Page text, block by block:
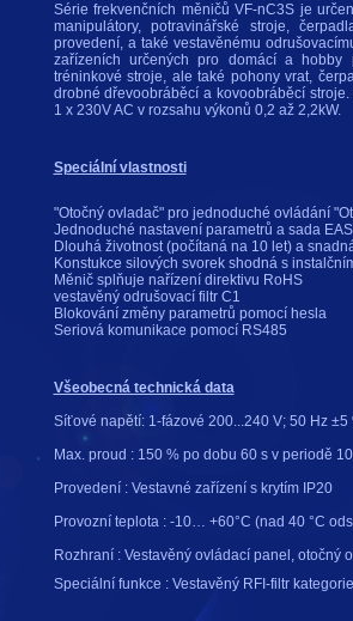
Série frekvenčních měničů VF-nC3S je
manipulátory, potravinářské stroje,
provedení, a také vestavěnému
zařízeních určených pro domácí a
tréninkové stroje, ale také pohony vrat,
drobné dřevoobráběcí a kovoobráběcí
1 x 230V AC v rozsahu výkonů 0,2 až 2,2kW.
Speciální vlastnosti
"Otočný ovladač" pro jednoduché ovládání
Jednoduché nastavení parametrů a sada
Dlouhá životnost (počítaná na 10 let) a
Konstukce silových svorek shodná s
Měnič splňuje nařízení direktivu RoHS
vestavěný odrušovací filtr C1
Blokování změny parametrů pomocí hesla
Seriová komunikace pomocí RS485
Všeobecná technická data
Síťové napětí: 1-fázové 200...240 V; 50 Hz ±5
Max. proud : 150 % po dobu 60 s v periodě
Provedení : Vestavné zařízení s krytím IP20
Provozní teplota : -10… +60°C (nad 40 °C
Rozhraní : Vestavěný ovládací panel, otočný
Speciální funkce : Vestavěný RFI-filtr